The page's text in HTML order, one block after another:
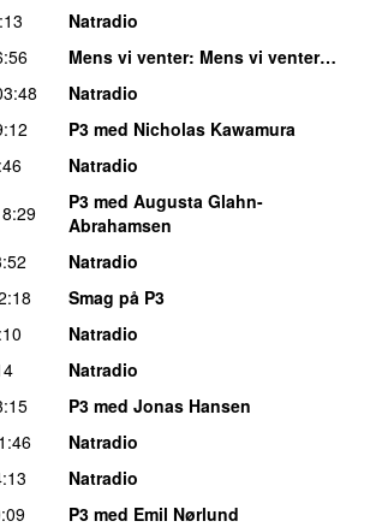
Natradio
Mens vi venter: Mens vi venter…
Natradio
P3 med Nicholas Kawamura
Natradio
P3 med Augusta Glahn-
Abrahamsen
Natradio
Smag på P3
Natradio
Natradio
P3 med Jonas Hansen
Natradio
Natradio
P3 med Emil Nørlund